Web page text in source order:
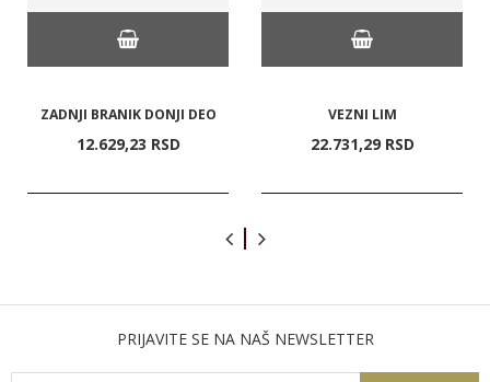
ZADNJI BRANIK DONJI DEO
12.629,23 RSD
VEZNI LIM
22.731,29 RSD
PRIJAVITE SE NA NAŠ NEWSLETTER